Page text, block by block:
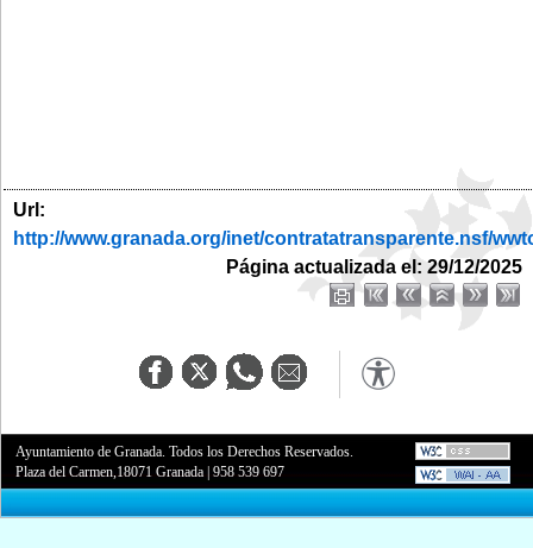
Url:
http://www.granada.org/inet/contratatransparente.nsf/
Página actualizada el: 29/12/2025
Ayuntamiento de Granada. Todos los Derechos Reservados.
Plaza del Carmen,18071 Granada |958 539 697